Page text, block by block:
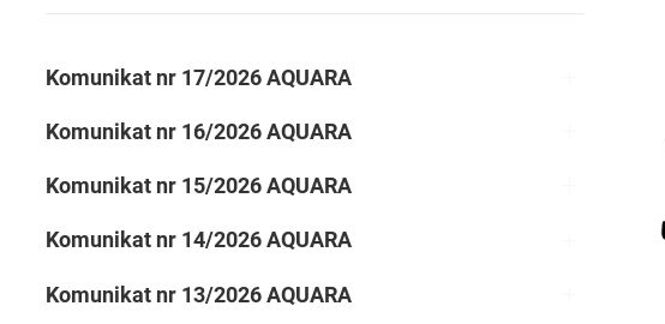
Komunikat nr 17/2026 AQUARA
Komunikat nr 16/2026 AQUARA
Komunikat nr 15/2026 AQUARA
Komunikat nr 14/2026 AQUARA
Komunikat nr 13/2026 AQUARA